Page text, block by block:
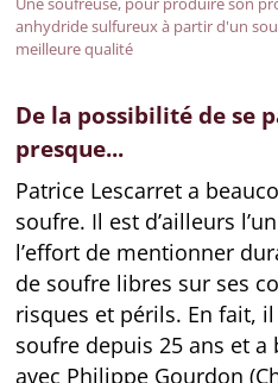
anhydride sulfureux à partir d'un
meilleure qualité
De la possibilité de se
presque...
Patrice Lescarret a
soufre. Il est d’ailleurs
l’effort de mentionner
de soufre libres sur ses
risques et périls. En fait,
soufre depuis 25 ans et
avec Philippe Gourdon